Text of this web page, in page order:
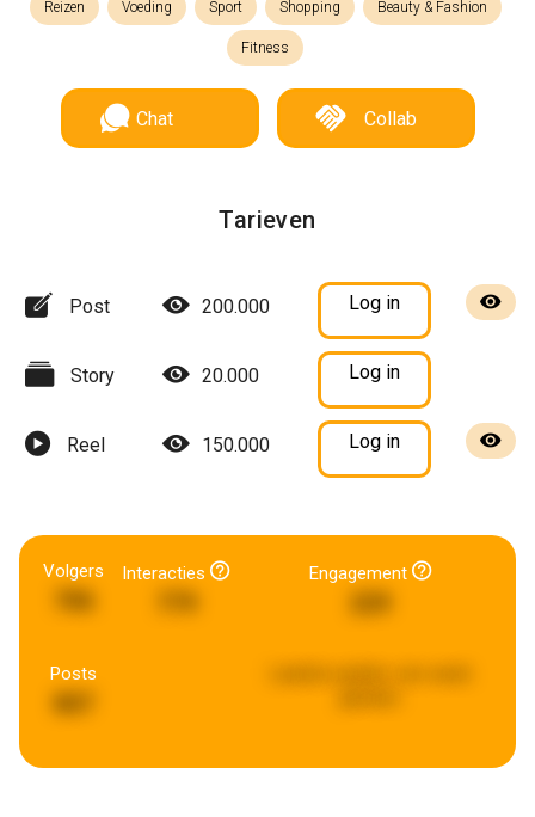
Reizen Voeding Sport Shopping Beauty & Fashion
Fitness
Chat Collab
Tarieven
Post 200.000 Log in
Story 20.000 Log in
Reel 150.000 Log in
Volgers
706
Interacties Engagement
Posts